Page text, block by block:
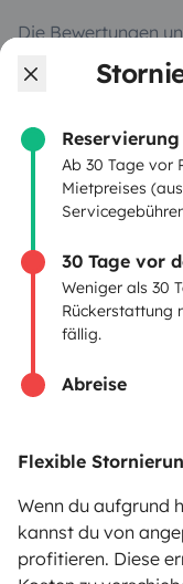
Ab 30 Tage vor
Mietpreises
30 Tage vor
Weniger als 30
Rückerstattung
fällig.
Abreise
Flexible
Wenn du aufgrund
kannst du von
profitieren. Diese
Die Bewertungen
Hilfe für Mieter
VERMIETER
Wohnmobil
Mietvertrag
Mietversicherung
Mietpannenhilfe
Hilfe für Vermieter
Sichere